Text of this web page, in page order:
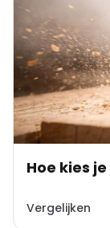
Hoe kies
Vergelijken